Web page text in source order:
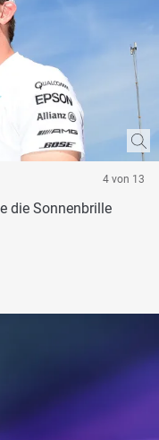
4 von 13
die Sonnenbrille